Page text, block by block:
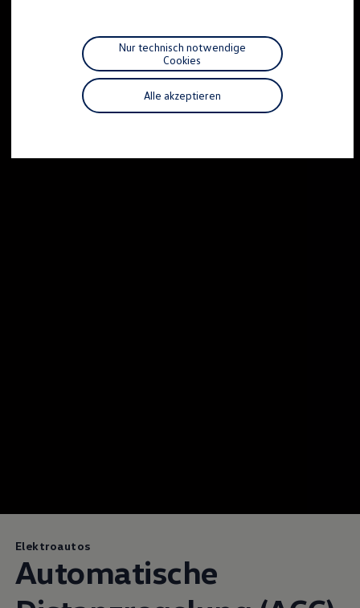
Individualisieren
Wallbox und Ladekabel
Digitale Extras
Dienste für Ihr Modell finden
Volkswagen Apps, Login und Shop
Handy und Fahrzeug verbinden
Vorgängermodelle
Elektroautos
Automatische
Alle akzeptieren
Nur technisch notwendige
Cookies